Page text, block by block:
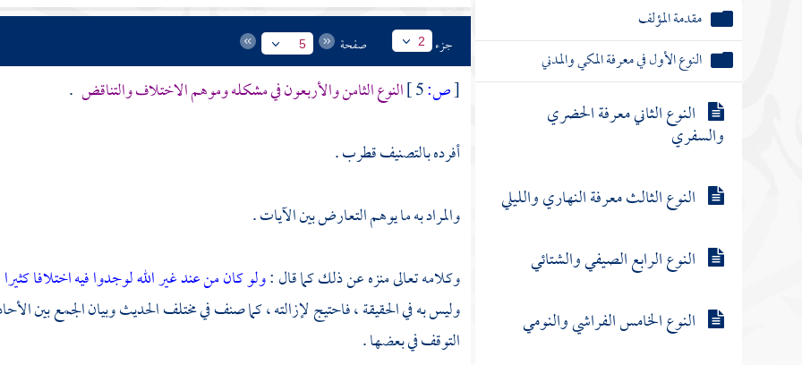
مقدمة المؤلف
النوع الأول في معرفة المكي والمدني
النوع الثاني معرفة الحضري
والسفري
النوع الثالث معرفة النهاري والليلي
النوع الرابع الصيفي والشتائي
النوع الخامس الفراشي والنومي
جزء 2 صفحة 5
[ص: النوع الثامن والأربعون في مشكله وموهم الاختلاف والتناقض .
أفرده بالتصنيفقطرب.
والمراد به ما يوهم التعارض بين الآيات .
وكلامه تعالى منزه عن ذلك كما قال :ولو كان من عند غير الله لوجدوا فيه اختلافا كثيرا
وليس به في الحقيقة ، فاحتيج لإزالته ، كما صنف في مختلف الحديث وبيان الجمع بين
التوقف في بعضها .